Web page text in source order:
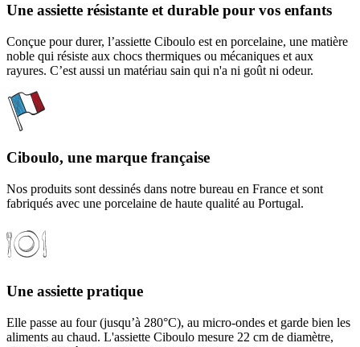
Une assiette résistante et durable pour vos enfants
Conçue pour durer, l’assiette Ciboulo est en porcelaine, une matière
noble qui résiste aux chocs thermiques ou mécaniques et aux
rayures. C’est aussi un matériau sain qui n'a ni goût ni odeur.
Ciboulo, une marque française
Nos produits sont dessinés dans notre bureau en France et sont
fabriqués avec une porcelaine de haute qualité au Portugal.
Une assiette pratique
Elle passe au four (jusqu’à 280°C), au micro-ondes et garde bien les
aliments au chaud. L'assiette Ciboulo mesure 22 cm de diamètre,